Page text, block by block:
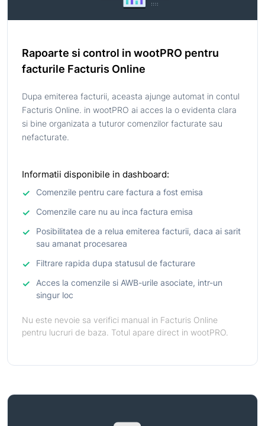
Rapoarte si control in wootPRO pentru
facturile Facturis Online
Dupa emiterea facturii, aceasta ajunge automat in contul
Facturis Online. in wootPRO ai acces la o evidenta clara
si bine organizata a tuturor comenzilor facturate sau
nefacturate.
Informatii disponibile in dashboard:
Comenzile pentru care factura a fost emisa
Comenzile care nu au inca factura emisa
Posibilitatea de a relua emiterea facturii, daca ai sarit
sau amanat procesarea
Filtrare rapida dupa statusul de facturare
Acces la comenzile si AWB-urile asociate, intr-un
singur loc
Nu este nevoie sa verifici manual in Facturis Online
pentru lucruri de baza. Totul apare direct in wootPRO.